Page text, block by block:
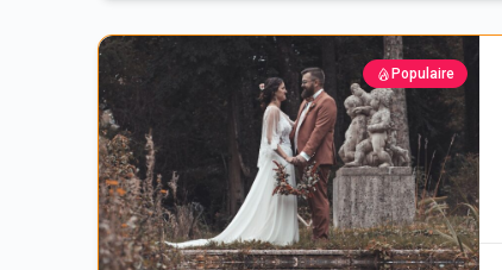
Populaire